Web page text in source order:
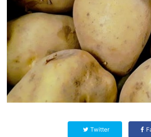
Twitter